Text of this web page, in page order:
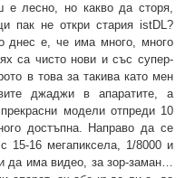
лесно, но какво да сторя,
пак не откри стария istDL?
днес е, че има много, много
са чисто нови и със супер-
в това за такива като мен
джаджи в апаратите, а
модели отпреди 10
достъпна. Направо да се
15-16 мегапиксела, 1/8000 и
да има видео, за зор-заман…